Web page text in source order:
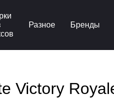
Разное Бренды
Victory